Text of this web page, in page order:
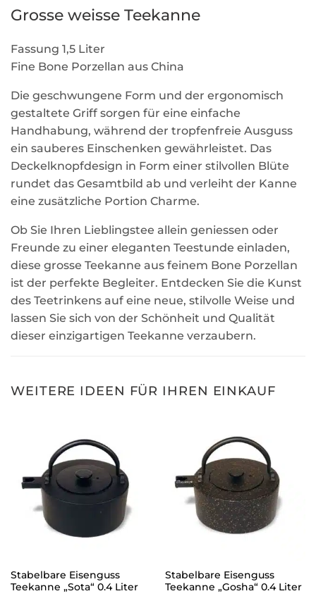
Grosse weisse Teekanne
Fassung 1,5 Liter
Fine Bone Porzellan aus China
Die geschwungene Form und der ergonomisch
gestaltete Griff sorgen für eine einfache
Handhabung, während der tropfenfreie Ausguss
ein sauberes Einschenken gewährleistet. Das
Deckelknopfdesign in Form einer stilvollen Blüte
rundet das Gesamtbild ab und verleiht der Kanne
eine zusätzliche Portion Charme.
Ob Sie Ihren Lieblingstee allein geniessen oder
Freunde zu einer eleganten Teestunde einladen,
diese grosse Teekanne aus feinem Bone Porzellan
ist der perfekte Begleiter. Entdecken Sie die Kunst
des Teetrinkens auf eine neue, stilvolle Weise und
lassen Sie sich von der Schönheit und Qualität
dieser einzigartigen Teekanne verzaubern.
WEITERE IDEEN FÜR IHREN EINKAUF
Stabelbare Eisenguss
Teekanne „Sota“ 0.4 Liter
Stabelbare Eisenguss
Teekanne „Gosha“ 0.4 Liter